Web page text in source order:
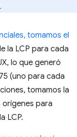
tomamos el
la LCP para cada
lo que generó
(uno para cada
tomamos la
para
LCP.